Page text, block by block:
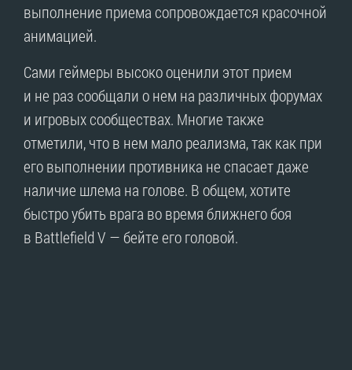
выполнение приема сопровождается красочной
анимацией.
Сами геймеры высоко оценили этот прием
и не раз сообщали о нем на различных форумах
и игровых сообществах. Многие также
отметили, что в нем мало реализма, так как при
его выполнении противника не спасает даже
наличие шлема на голове. В общем, хотите
быстро убить врага во время ближнего боя
в Battlefield V — бейте его головой.